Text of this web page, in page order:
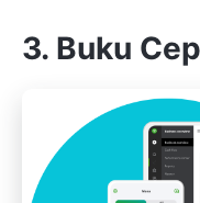
3. Buku